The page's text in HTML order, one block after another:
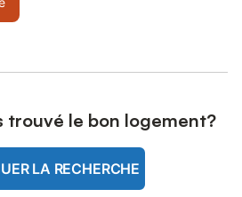
trouvé le bon logement?
LA RECHERCHE